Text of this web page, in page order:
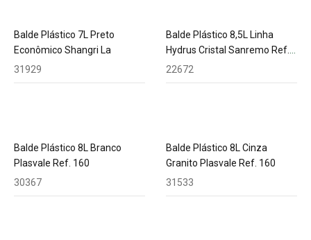
Balde Plástico 7L Preto
Econômico Shangri La
31929
Balde Plástico 8,5L Linha
Hydrus Cristal Sanremo Ref.
240
22672
Balde Plástico 8L Branco
Plasvale Ref. 160
30367
Balde Plástico 8L Cinza
Granito Plasvale Ref. 160
31533